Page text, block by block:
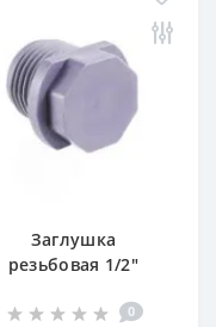
Заглушка
резьбовая 1/2"
(SLD)
0